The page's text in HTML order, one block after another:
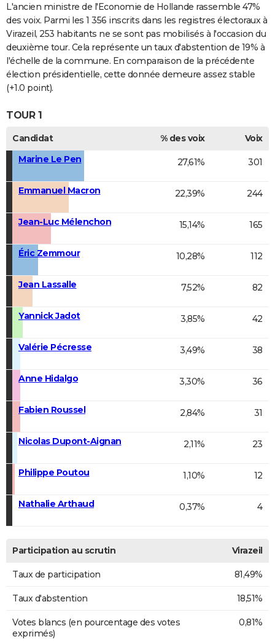
L'ancien ministre de l'Economie de Hollande rassemble 47%
des voix. Parmi les 1 356 inscrits dans les registres électoraux à
Virazeil, 253 habitants ne se sont pas mobilisés à l'occasion du
deuxième tour. Cela représente un taux d'abstention de 19% à
l'échelle de la commune. En comparaison de la précédente
élection présidentielle, cette donnée demeure assez stable
(+1.0 point).
TOUR 1
Candidat % des voix
Voix
Marine Le Pen
27,61% 301
Emmanuel Macron 22,39% 244
Jean-Luc Mélenchon 15,14% 165
Éric Zemmour 10,28% 112
Jean Lassalle 7,52% 82
Yannick Jadot 3,85% 42
Valérie Pécresse 3,49% 38
Anne Hidalgo 3,30% 36
Fabien Roussel 2,84% 31
Nicolas Dupont-Aignan 2,11% 23
Philippe Poutou 1,10% 12
Nathalie Arthaud 0,37% 4
Participation au scrutin Virazeil
Taux de participation 81,49%
Taux d'abstention 18,51%
Votes blancs (en pourcentage des votes
exprimés)
0,81%